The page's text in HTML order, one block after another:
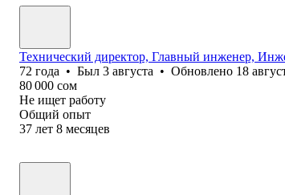
Технический директор, Главный инженер,
72 года • Был 3 августа • Обновлено 18
80 000 сом
Не ищет работу
Общий опыт
37 лет 8 месяцев